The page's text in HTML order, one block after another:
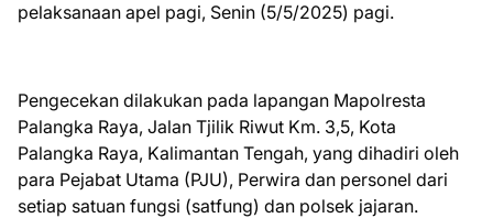
pelaksanaan apel pagi, Senin (5/5/2025) pagi.
Pengecekan dilakukan pada lapangan Mapolresta
Palangka Raya, Jalan Tjilik Riwut Km. 3,5, Kota
Palangka Raya, Kalimantan Tengah, yang dihadiri oleh
para Pejabat Utama (PJU), Perwira dan personel dari
setiap satuan fungsi (satfung) dan polsek jajaran.